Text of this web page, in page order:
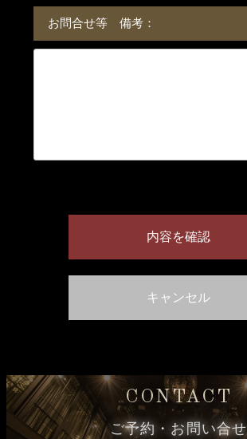
お問合せ等 備考：
CONTACT
ご予約・お問い合せ